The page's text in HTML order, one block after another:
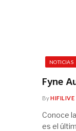
NOTICIAS
Fyne
ByHIFILIVE
Conoce
es el